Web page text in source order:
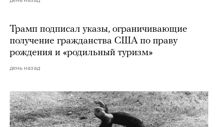
Трамп подписал указы, ограничивающие
получение гражданства США по праву
рождения и «родильный туризм»
день назад